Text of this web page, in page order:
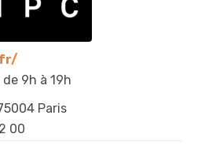
fr/
9h à 19h
Paris
00